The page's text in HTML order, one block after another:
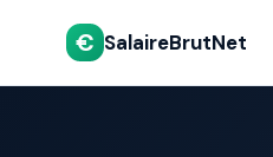
€ SalaireBrutNet